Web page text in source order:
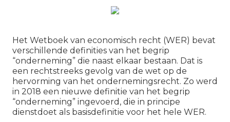
Het Wetboek van economisch recht (WER) bevat
verschillende definities van het begrip
“onderneming” die naast elkaar bestaan. Dat is
een rechtstreeks gevolg van de wet op de
hervorming van het ondernemingsrecht. Zo werd
in 2018 een nieuwe definitie van het begrip
“onderneming” ingevoerd, die in principe
dienstdoet als basisdefinitie voor het hele WER.